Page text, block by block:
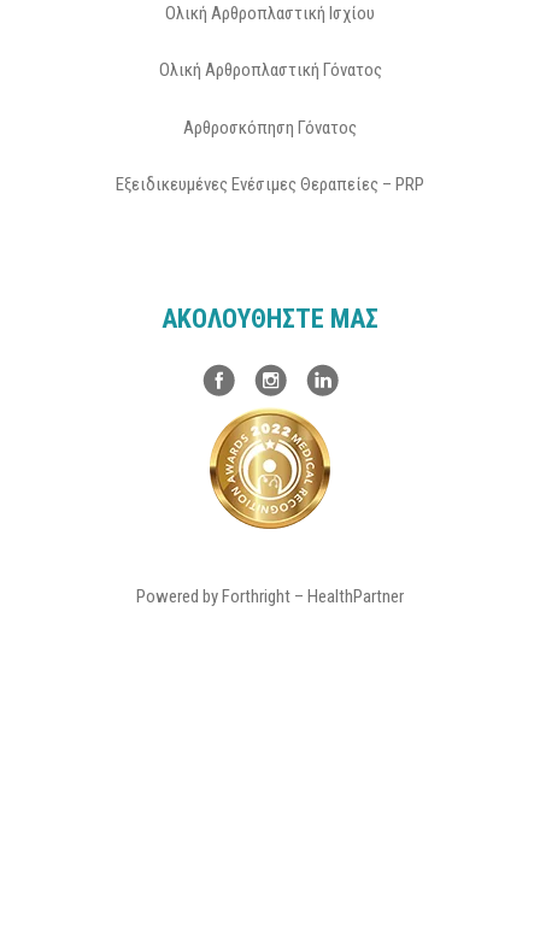
Ολική Αρθροπλαστική Ισχίου
Ολική Αρθροπλαστική Γόνατος
Αρθροσκόπηση Γόνατος
Εξειδικευμένες Ενέσιμες Θεραπείες – PRP
ΑΚΟΛΟΥΘΗΣΤΕ ΜΑΣ
Powered byForthright – HealthPartner